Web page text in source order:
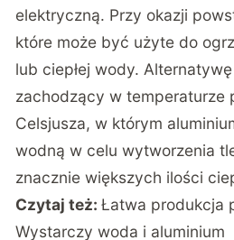
elektryczną. Przy okazji
które może być użyte do
lub ciepłej wody.
zachodzący w temperaturze
Celsjusza, w którym
wodną w celu wytworzenia
znacznie większych ilości
Czytaj też:Łatwa produkcja
Wystarczy woda i aluminium